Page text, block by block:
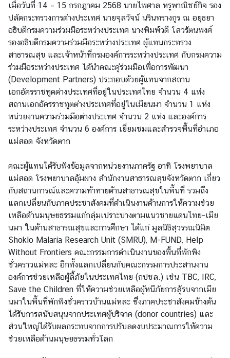
บ
ก
ร
ม
ฯ
ค
ว
า
ม
ร่
ม
มื
อ
เ
พื่
อ
ก
า
ร
พั
ฒ
น
า
ข้
อ
เมื่อวันที่ 14 – 15 กรกฎาคม 2568 นายไพศาล หรูพาณิชย์กิจ รอง
ปลัดกระทรวงการต่างประเทศ นายจุลวัจน์ นรินทรางกูร ณ อยุธยา
อธิบดีกรมความร่วมมือระหว่างประเทศ นางพิมพ์วดี โสวรัตนพงศ์
รองอธิบดีกรมความร่วมมือระหว่างประเทศ ผู้แทนกระทรวง
สาธารณสุข และเจ้าหน้าที่กรมองค์การระหว่างประเทศ กับกรมความ
ร่วมมือระหว่างประเทศ ได้นำคณะคู่ร่วมมือเพื่อการพัฒนา
(Development Partners) ประกอบด้วยผู้แทนจากสถาน
เอกอัครราชทูตต่างประเทศที่อยู่ในประเทศไทย จำนวน 4 แห่ง
สถานเอกอัครราชทูตต่างประเทศที่อยู่ในเมียนมา จำนวน 1 แห่ง
หน่วยงานความร่วมมือต่างประเทศ จำนวน 2 แห่ง และองค์การ
ระหว่างประเทศ จำนวน 6 องค์การ เยี่ยมชมและสำรวจพื้นที่อำเภอ
แม่สอด จังหวัดตาก
คณะผู้แทนได้รับฟังข้อมูลจากหน่วยงานภาครัฐ อาทิ โรงพยาบาล
แม่สอด โรงพยาบาลอุ้มผาง สำนักงานสาธารณสุขจังหวัดตาก เกี่ยว
กับสถานการณ์และความท้าทายด้านสาธารณสุขในพื้นที่ รวมถึง
แลกเปลี่ยนกับภาคประชาสังคมที่ดำเนินงานด้านการให้ความช่วย
เหลือด้านมนุษยธรรมแก่กลุ่มเปราะบางตามแนวชายแดนไทย-เมีย
นมา ในด้านสาธารณสุขและการศึกษา ได้แก่ มูลนิธิสุวรรณนิมิต
Shoklo Malaria Research Unit (SMRU), M-FUND, Help
Without Frontiers คณะกรรมการดำเนินงานของพื้นที่พักพิง
ชั่วคราวแม่หละ อีกทั้งแลกเปลี่ยนกับคณะกรรมการประสานงาน
องค์การช่วยเหลือผู้ลี้ภัยในประเทศไทย (กปชล.) เช่น TBC, IRC,
Save the Children ที่ให้ความช่วยเหลือผู้หนีภัยการสู้รบจากเมีย
นมาในพื้นที่พักพิงชั่วคราวบ้านแม่หละ ซึ่งภาคประชาสังคมข้างต้น
ได้รับการสนับสนุนจากประเทศผู้บริจาค (donor countries) และ
ส่วนใหญ่ได้รับผลกระทบจากการปรับลดงบประมาณการให้ความ
ช่วยเหลือด้านมนุษยธรรมทั่วโลก